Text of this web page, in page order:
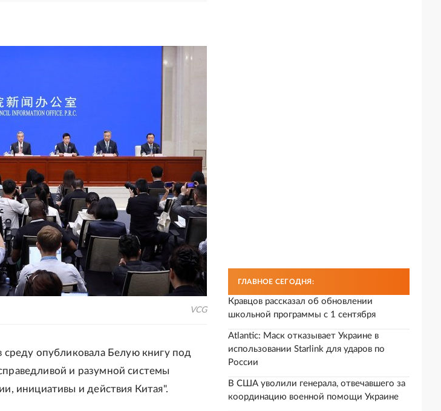
VCG
среду опубликовала Белую книгу под
и разумной системы
инициативы и действия Китая".
ГЛАВНОЕ СЕГОДНЯ:
Кравцов рассказал об обновлении
школьной программы с 1 сентября
Atlantic: Маск отказывает Украине в
использовании Starlink для ударов по
России
В США уволили генерала, отвечавшего за
координацию военной помощи Украине